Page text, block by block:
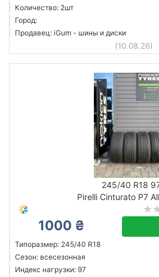
Количество: 2шт
Город:
Продавец: iGum - шины и диски
(10.08.26)
245/40 R18
Pirelli Cinturato P7
1000 ₴
Типоразмер: 245/40 R18
Сезон: всесезонная
Индекс нагрузки: 97